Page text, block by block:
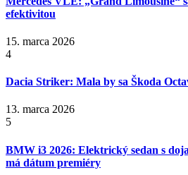
efektivitou
15. marca 2026
4
Dacia Striker: Mala by sa Škoda
13. marca 2026
5
BMW i3 2026: Elektrický sedan s
má dátum premiéry